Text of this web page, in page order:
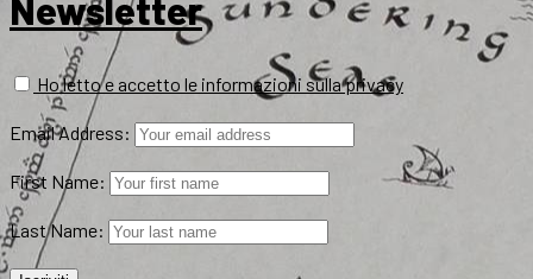
Newsletter
Ho letto e accetto le informazioni sulla privacy
Email Address:
First Name:
Last Name: